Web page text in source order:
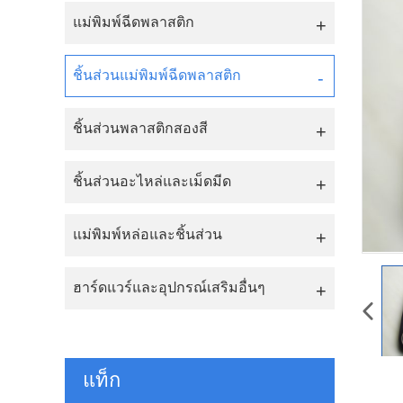
แม่พิมพ์ฉีดพลาสติก
ชิ้นส่วนแม่พิมพ์ฉีดพลาสติก
ชิ้นส่วนพลาสติกสองสี
ชิ้นส่วนอะไหล่และเม็ดมีด
แม่พิมพ์หล่อและชิ้นส่วน
ฮาร์ดแวร์และอุปกรณ์เสริมอื่นๆ
แท็ก